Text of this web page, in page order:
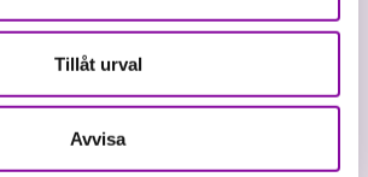
Tillåt urval
Avvisa
Riskkapital
Affärsutveckling
Kunskap och inspiration